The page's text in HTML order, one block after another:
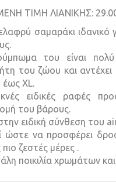
ΤΙΜΗ ΛΙΑΝΙΚΗΣ:
σαμαράκι ιδανικό
του είναι
του ζώου και
XL.
ειδικές ραφές
του βάρους.
ειδική σύνθεση του
ώστε να προσφέρει
πιο ζεστές μέρες .
ποικιλία χρωμάτων